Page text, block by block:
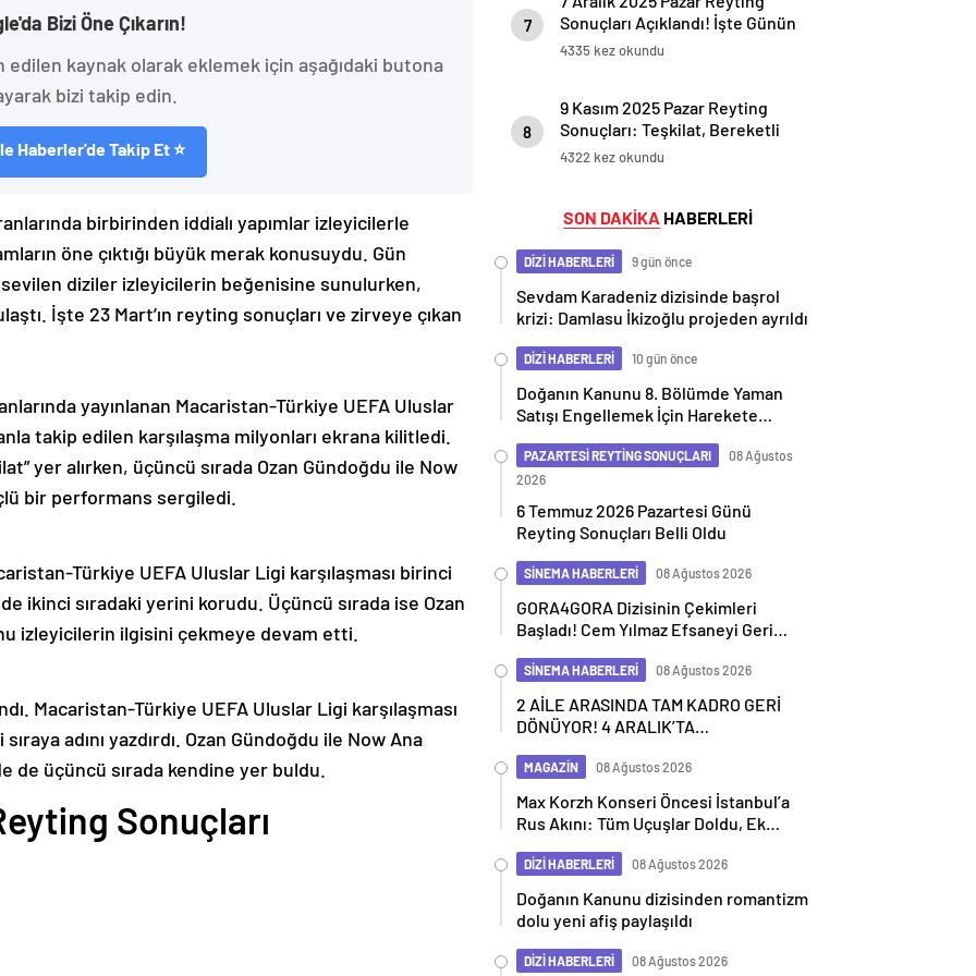
Bizi Öne Çıkarın!
kaynak olarak eklemek için aşağıdaki butona
bizi takip edin.
Haberler'de Takip Et ⭐
birbirinden iddialı yapımlar izleyicilerle
öne çıktığı büyük merak konusuydu. Gün
diziler izleyicilerin beğenisine sunulurken,
İşte 23 Mart’ın reyting sonuçları ve zirveye çıkan
yayınlanan Macaristan-Türkiye UEFA Uluslar
takip edilen karşılaşma milyonları ekrana kilitledi.
yer alırken, üçüncü sırada Ozan Gündoğdu ile Now
bir performans sergiledi.
Türkiye UEFA Uluslar Ligi karşılaşması birinci
ikinci sıradaki yerini korudu. Üçüncü sırada ise Ozan
izleyicilerin ilgisini çekmeye devam etti.
Macaristan-Türkiye UEFA Uluslar Ligi karşılaşması
adını yazdırdı. Ozan Gündoğdu ile Now Ana
de üçüncü sırada kendine yer buldu.
Sonuçları
7
Sonuçları Açıklandı! İşte Günün
En Çok İzlenen Yapımları
4335 kez okundu
8
9 Kasım 2025 Pazar Reyting
Sonuçları: Teşkilat, Bereketli
Topraklar, Çarpıntı ve
4322 kez okundu
SON DAKİKA HABERLERİ
DİZİ HABERLERİ 9 gün önce
Sevdam Karadeniz dizisinde başrol
krizi: Damlasu İkizoğlu projeden ayrıldı
DİZİ HABERLERİ 10 gün önce
Doğanın Kanunu 8. Bölümde Yaman
Satışı Engellemek İçin Harekete
PAZARTESİ REYTİNG SONUÇLARI
08 Ağustos
2026
6 Temmuz 2026 Pazartesi Günü
Reyting Sonuçları Belli Oldu
SİNEMA HABERLERİ 08 Ağustos 2026
GORA4GORA Dizisinin Çekimleri
Başladı! Cem Yılmaz Efsaneyi Geri
SİNEMA HABERLERİ 08 Ağustos 2026
2 AİLE ARASINDA TAM KADRO GERİ
DÖNÜYOR! 4 ARALIK’TA
MAGAZİN 08 Ağustos 2026
Max Korzh Konseri Öncesi İstanbul’a
Rus Akını: Tüm Uçuşlar Doldu, Ek
DİZİ HABERLERİ 08 Ağustos 2026
Doğanın Kanunu dizisinden romantizm
dolu yeni afiş paylaşıldı
DİZİ HABERLERİ 08 Ağustos 2026